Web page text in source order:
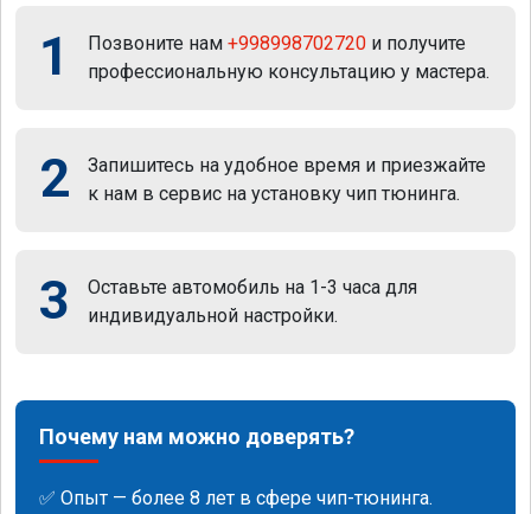
1 Позвоните нам +998998702720 и получите
профессиональную консультацию у мастера.
2
Запишитесь на удобное время и приезжайте
к нам в сервис на установку чип тюнинга.
3
Оставьте автомобиль на 1-3 часа для
индивидуальной настройки.
Почему нам можно доверять?
✅ Опыт — более 8 лет в сфере чип-тюнинга.